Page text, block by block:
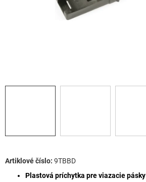
Plastová príchytka pre viazacie pásky
9TBBD